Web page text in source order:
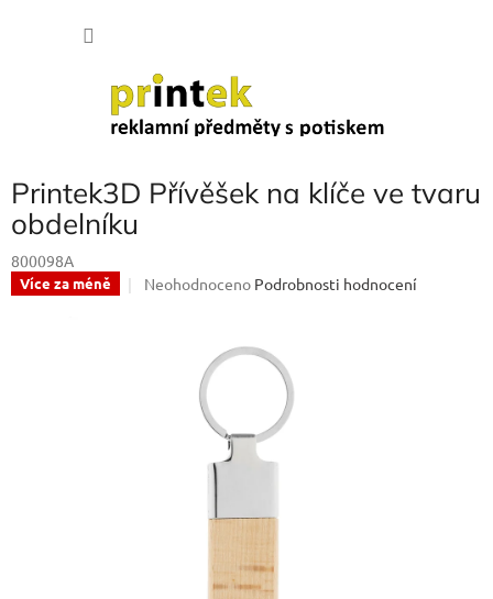
Printek3D Přívěšek na klíče ve tvaru
obdelníku
800098A
Více za méně
Průměrné
hvězdiček.
Neohodnoceno Podrobnosti hodnocení